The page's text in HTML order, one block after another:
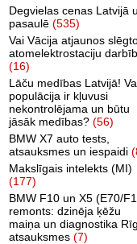
Degvielas cenas Latvijā
pasaulē (535)
Vai Vācija atjaunos
atomelektrostaciju
(16)
Lāču medības Latvijā!
populācija ir kļuvusi
nekontrolējama un būtu
jāsāk medības? (56)
BMW X7 auto tests,
atsauksmes un iespaidi
Makslīgais intelekts (MI)
(177)
BMW F10 un X5 (E70/
remonts: dzinēja ķēžu
maiņa un diagnostika
atsauksmes (7)